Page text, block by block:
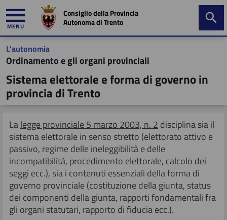
MENU
Consiglio della Provincia
Autonoma di Trento
L'autonomia
Ordinamento e gli organi provinciali
Sistema elettorale e forma di governo in
provincia di Trento
Lalegge provinciale 5 marzo 2003, n. 2 disciplina sia il
sistema elettorale in senso stretto (elettorato attivo e
passivo, regime delle ineleggibilità e delle
incompatibilità, procedimento elettorale, calcolo dei
seggi ecc.), sia i contenuti essenziali della forma di
governo provinciale (costituzione della giunta, status
dei componenti della giunta, rapporti fondamentali fra
gli organi statutari, rapporto di fiducia ecc.).
trasparente
Il "Parlamento trentino"
Le funzioni
Benvenuto
Le funzioni del Presidente
Ultimi messaggi
Composizione consiglio
Indici di presenza
Elezione e funzioni
Prerogative, doveri e sanzioni dei consiglieri
Elenco gruppi
Costituzione e funzioni
Interventi a favore dei gruppi consiliari
Introduzione
Il Presidente del Consiglio
Ufficio di presidenza
Conferenza dei Presidenti dei gruppi
Istituti di partecipazione
Assistere ai lavori del Consiglio
Accesso alla documentazione consiliare
Conosciamo Autonomia
Attività
Iscriviti alle attività
Highlights
I Presidenti della Giunta
I Presidenti del Consiglio
I gruppi consiliari
I consiglieri eletti
Presentazione
Composizione
Regolamenti
Dreier Landtag 2025 Merano